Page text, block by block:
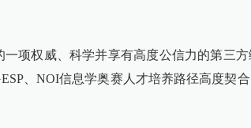
项权威、科学并享有高度公信力的第三
、NOI信息学奥赛人才培养路径高度契